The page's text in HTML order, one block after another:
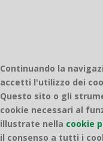
Continuando la
accetti l'utilizzo dei
Questo sito o gli
cookie necessari al
illustrate nella cookie
il consenso a tutti i